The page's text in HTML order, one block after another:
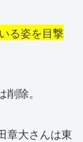
る姿を目撃
除。
章大さんは東